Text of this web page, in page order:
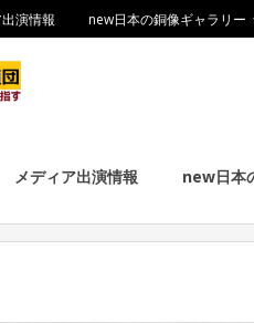
演情報 new日本の銅像ギャラリー
メディア出演情報 new日本